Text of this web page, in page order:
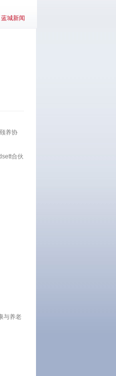
蓝城新闻
养协
合伙
与养老